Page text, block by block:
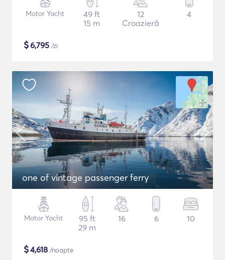
Motor Yacht
49 ft
15 m
12
Croazieră
4
$6,795 /zi
one of vintage passenger ferry
Motor Yacht
95 ft
29 m
16 6 10
$4,618 /noapte